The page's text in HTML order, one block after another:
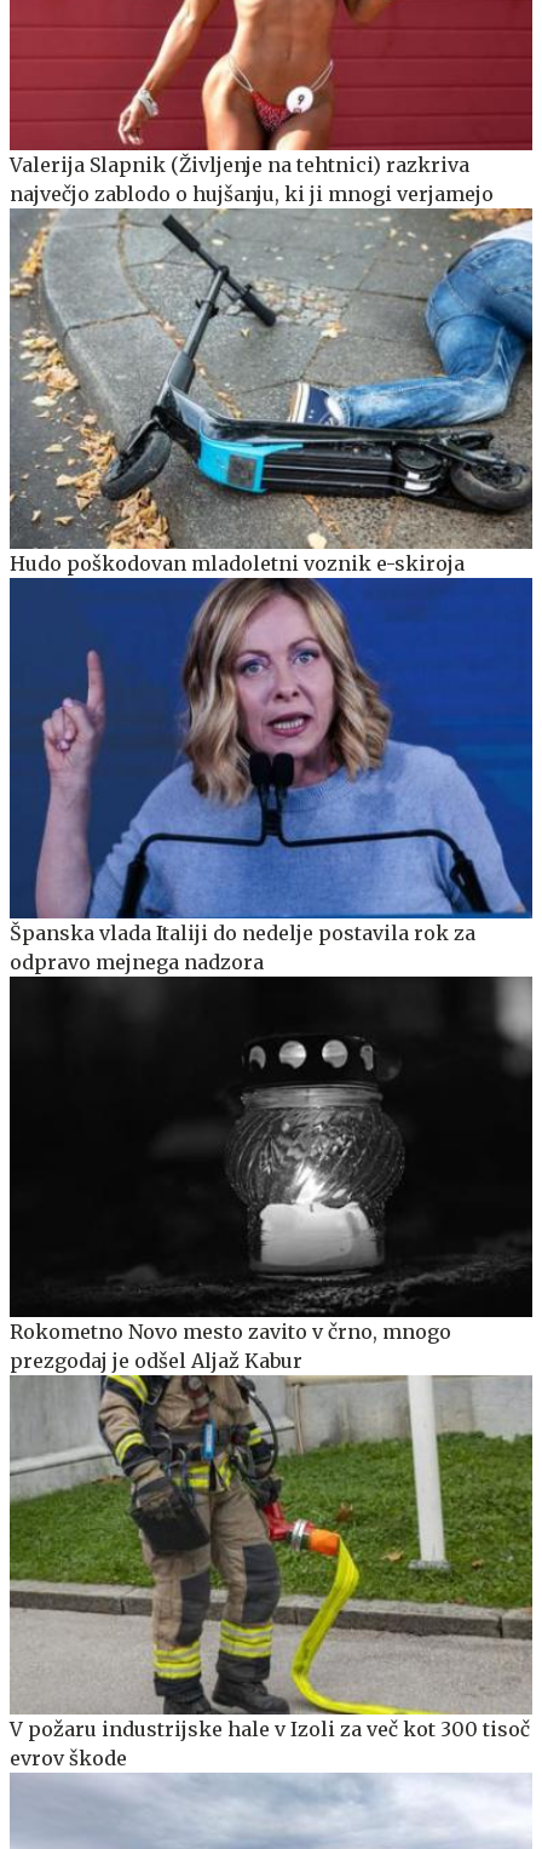
Valerija Slapnik (Življenje na tehtnici) razkriva
največjo zablodo o hujšanju, ki ji mnogi verjamejo
Hudo poškodovan mladoletni voznik e-skiroja
Španska vlada Italiji do nedelje postavila rok za
odpravo mejnega nadzora
Rokometno Novo mesto zavito v črno, mnogo
prezgodaj je odšel Aljaž Kabur
V požaru industrijske hale v Izoli za več kot 300 tisoč
evrov škode